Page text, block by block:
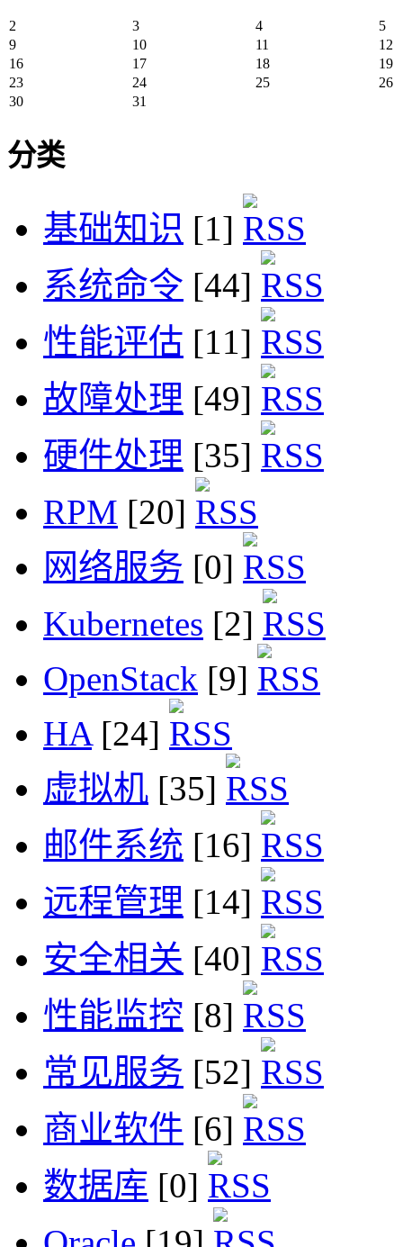
2 3 4
5
9
10 11
12
16
17 18
19
23
24 25
26
30
31
分类
基础知识 [1]
系统命令 [44]
性能评估 [11]
故障处理 [49]
硬件处理 [35]
RPM [20]
网络服务 [0]
Kubernetes [2]
OpenStack [9]
HA[24]
虚拟机 [35]
邮件系统 [16]
远程管理 [14]
安全相关 [40]
性能监控 [8]
常见服务 [52]
商业软件 [6]
数据库 [0]